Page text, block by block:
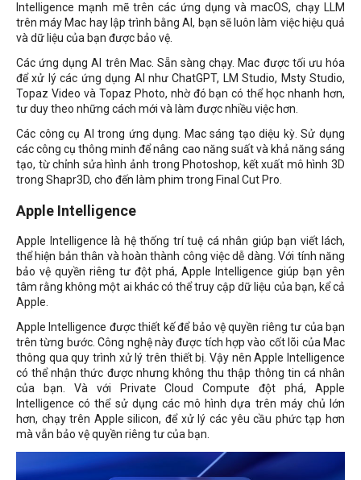
Intelligence mạnh mẽ trên các ứng dụng và macOS, chạy LLM
trên máy Mac hay lập trình bằng AI, bạn sẽ luôn làm việc hiệu quả
và dữ liệu của bạn được bảo vệ.
Các ứng dụng AI trên Mac. Sẵn sàng chạy. Mac được tối ưu hóa
để xử lý các ứng dụng AI như ChatGPT, LM Studio, Msty Studio,
Topaz Video và Topaz Photo, nhờ đó bạn có thể học nhanh hơn,
tư duy theo những cách mới và làm được nhiều việc hơn.
Các công cụ AI trong ứng dụng. Mac sáng tạo diệu kỳ. Sử dụng
các công cụ thông minh để nâng cao năng suất và khả năng sáng
tạo, từ chỉnh sửa hình ảnh trong Photoshop, kết xuất mô hình 3D
trong Shapr3D, cho đến làm phim trong Final Cut Pro.
Apple Intelligence
Apple Intelligence là hệ thống trí tuệ cá nhân giúp bạn viết lách,
thể hiện bản thân và hoàn thành công việc dễ dàng. Với tính năng
bảo vệ quyền riêng tư đột phá, Apple Intelligence giúp bạn yên
tâm rằng không một ai khác có thể truy cập dữ liệu của bạn, kể cả
Apple.
Apple Intelligence được thiết kế để bảo vệ quyền riêng tư của bạn
trên từng bước. Công nghệ này được tích hợp vào cốt lõi của Mac
thông qua quy trình xử lý trên thiết bị. Vậy nên Apple Intelligence
có thể nhận thức được nhưng không thu thập thông tin cá nhân
của bạn. Và với Private Cloud Compute đột phá, Apple
Intelligence có thể sử dụng các mô hình dựa trên máy chủ lớn
hơn, chạy trên Apple silicon, để xử lý các yêu cầu phức tạp hơn
mà vẫn bảo vệ quyền riêng tư của bạn.